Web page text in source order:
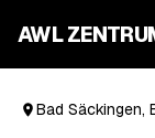
AWL
Bad Säckingen,